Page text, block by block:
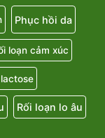
Phục hồi da
loạn cảm xúc
Rối loạn lo âu